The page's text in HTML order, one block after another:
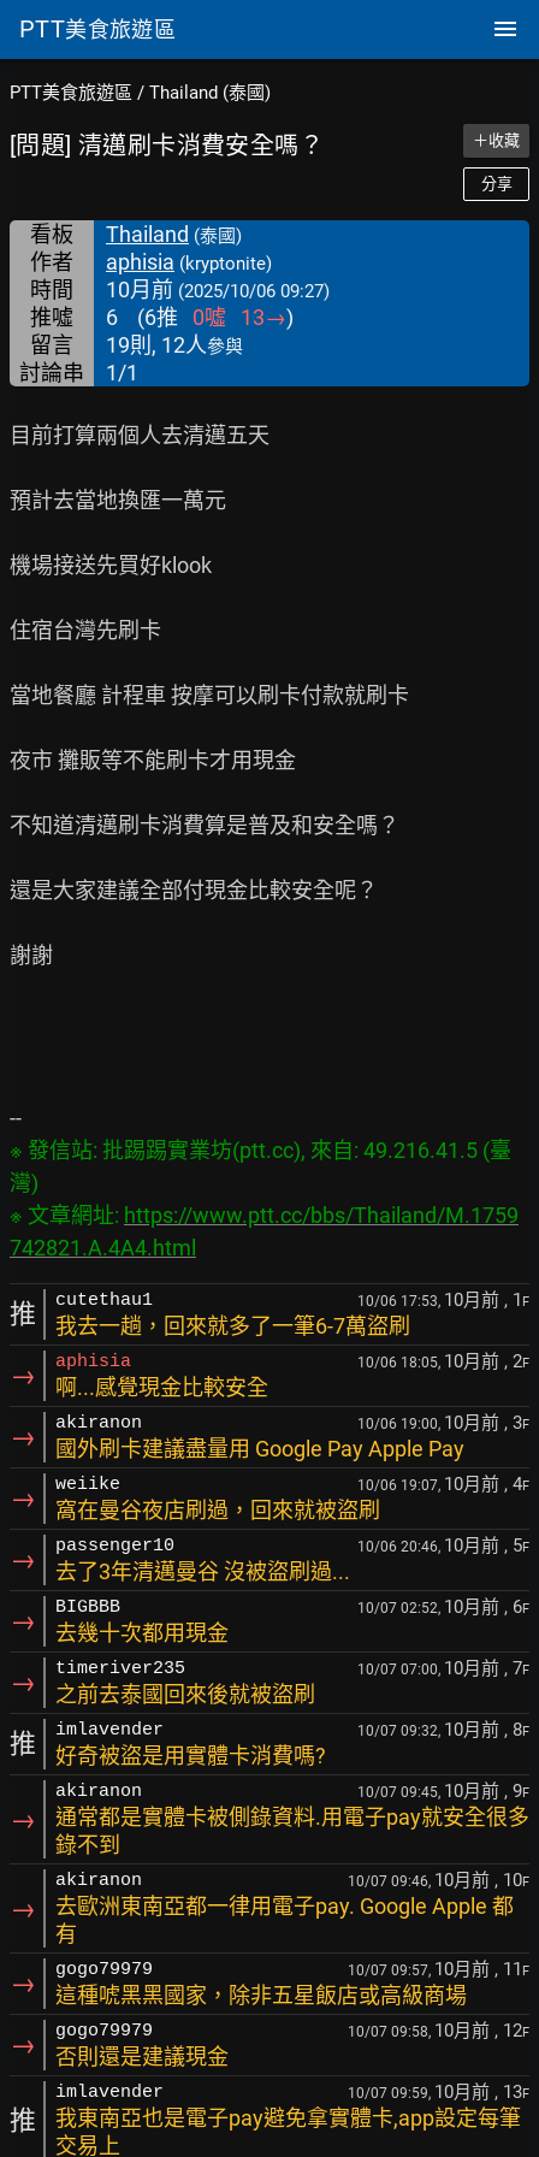
PTT美食旅遊區
PTT美食旅遊區 / Thailand (泰國)
[問題] 清邁刷卡消費安全嗎？ ＋收藏
分享
看板 Thailand (泰國)
作者 aphisia (kryptonite)
時間 10月前 (2025/10/06 09:27)
推噓 6 (6推 0噓 13→)
留言
19則, 12人參與
討論串 1/1
目前打算兩個人去清邁五天
預計去當地換匯一萬元
機場接送先買好klook
住宿台灣先刷卡
當地餐廳 計程車 按摩可以刷卡付款就刷卡
夜市 攤販等不能刷卡才用現金
不知道清邁刷卡消費算是普及和安全嗎？
還是大家建議全部付現金比較安全呢？
謝謝
※ 發信站: 批踢踢實業坊(ptt.cc), 來自: 49.216.41.5 (臺
灣)
※ 文章網址: https://www.ptt.cc/bbs/Thailand/M.1759
742821.A.4A4.html
推 cutethau1 10/06 17:53, 10月前 , 1 F
我去一趟，回來就多了一筆6-7萬盜刷
→ aphisia 10/06 18:05, 10月前 , 2F
啊...感覺現金比較安全
→ akiranon 10/06 19:00, 10月前 , 3F
國外刷卡建議盡量用 Google Pay Apple Pay
→ weiike 10/06 19:07, 10月前 , 4F
窩在曼谷夜店刷過，回來就被盜刷
→ passenger10 10/06 20:46, 10月前 , 5F
去了3年清邁曼谷 沒被盜刷過...
→ BIGBBB 10/07 02:52, 10月前 , 6F
去幾十次都用現金
→ timeriver235 10/07 07:00, 10月前 , 7F
之前去泰國回來後就被盜刷
推 imlavender 10/07 09:32, 10月前 , 8F
好奇被盜是用實體卡消費嗎?
→
akiranon 10/07 09:45, 10月前 , 9F
通常都是實體卡被側錄資料.用電子pay就安全很多
錄不到
→
akiranon 10/07 09:46, 10月前 , 10F
去歐洲東南亞都一律用電子pay. Google Apple 都
有
→ gogo79979 10/07 09:57, 10月前 , 11 F
這種唬黑黑國家，除非五星飯店或高級商場
→ gogo79979 10/07 09:58, 10月前 , 12F
否則還是建議現金
推
imlavender 10/07 09:59, 10月前 , 13F
我東南亞也是電子pay避免拿實體卡,app設定每筆
交易上